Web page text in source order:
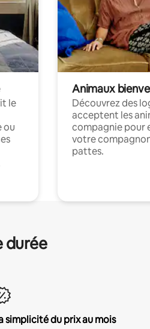
le
ou
Animaux
Découvrez des
acceptent les
compagnie pour
votre
pattes.
durée
simplicité du prix au mois